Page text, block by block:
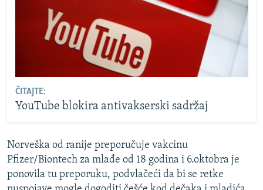
ČITAJTE:
YouTube blokira antivakserski sadržaj
Norveška od ranije preporučuje vakcinu
Pfizer/Biontech za mlađe od 18 godina i 6.oktobra je
ponovila tu preporuku, podvlačeći da bi se retke